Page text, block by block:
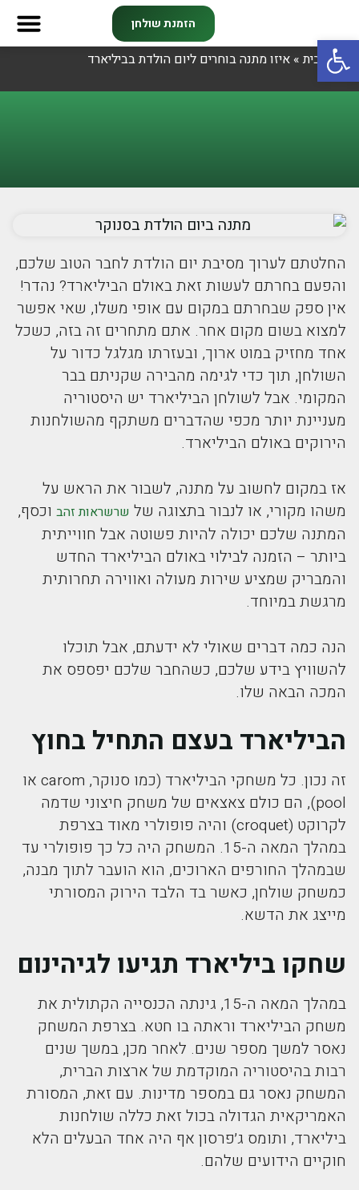
הזמנת שולחן
דף הבית» איזו מתנה בוחרים ליום הולדת בביליארד
החלטתם לערוך מסיבת יום הולדת לחבר הטוב שלכם,
והפעם בחרתם לעשות זאת באולם הביליארד? נהדר!
אין ספק שבחרתם במקום עם אופי משלו, שאי אפשר
למצוא בשום מקום אחר. אתם מתחרים זה בזה, כשכל
אחד מחזיק במוט ארוך, ובעזרתו מגלגל כדור על
השולחן, תוך כדי לגימה מהבירה שקניתם בבר
המקומי. אבל לשולחן הביליארד יש היסטוריה
מעניינת יותר מכפי שהדברים משתקף מהשולחנות
הירוקים באולם הביליארד.
אז במקום לחשוב על מתנה, לשבור את הראש על
משהו מקורי, או לנבור בתצוגה של שרשראות זהב וכסף,
המתנה שלכם יכולה להיות פשוטה אבל חווייתית
ביותר – הזמנה לבילוי באולם הביליארד החדש
והמבריק שמציע שירות מעולה ואווירה תחרותית
מרגשת במיוחד.
הנה כמה דברים שאולי לא ידעתם, אבל תוכלו
להשוויץ בידע שלכם, כשהחבר שלכם יפספס את
המכה הבאה שלו.
הביליארד בעצם התחיל בחוץ
זה נכון. כל משחקי הביליארד (כמו סנוקר, carom או
pool), הם כולם צאצאים של משחק חיצוני שדמה
לקרוקט (croquet) והיה פופולרי מאוד בצרפת
במהלך המאה ה-15. המשחק היה כל כך פופולרי עד
שבמהלך החורפים הארוכים, הוא הועבר לתוך מבנה,
כמשחק שולחן, כאשר בד הלבד הירוק המסורתי
מייצג את הדשא.
שחקו ביליארד תגיעו לגיהינום
במהלך המאה ה-15, גינתה הכנסייה הקתולית את
משחק הביליארד וראתה בו חטא. בצרפת המשחק
נאסר למשך מספר שנים. לאחר מכן, במשך שנים
רבות בהיסטוריה המוקדמת של ארצות הברית,
המשחק נאסר גם במספר מדינות. עם זאת, המסורת
האמריקאית הגדולה בכול זאת כללה שולחנות
ביליארד, ותומס ג׳פרסון אף היה אחד הבעלים הלא
חוקיים הידועים שלהם.
פתח סרגל נגישות